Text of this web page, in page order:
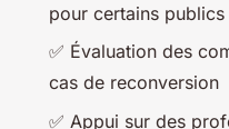
pour certains publics
✅ Évaluation des
cas de reconversion
✅ Appui sur des